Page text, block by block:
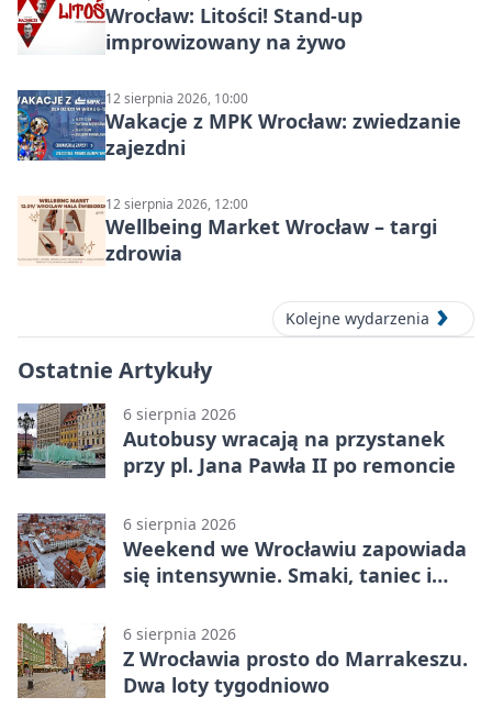
Wrocław: Litości! Stand-up
improwizowany na żywo
12 sierpnia 2026, 10:00
Wakacje z MPK Wrocław: zwiedzanie
zajezdni
12 sierpnia 2026, 12:00
Wellbeing Market Wrocław – targi
zdrowia
Kolejne wydarzenia
Ostatnie Artykuły
6 sierpnia 2026
Autobusy wracają na przystanek
przy pl. Jana Pawła II po remoncie
6 sierpnia 2026
Weekend we Wrocławiu zapowiada
się intensywnie. Smaki, taniec i
6 sierpnia 2026
Z Wrocławia prosto do Marrakeszu.
Dwa loty tygodniowo